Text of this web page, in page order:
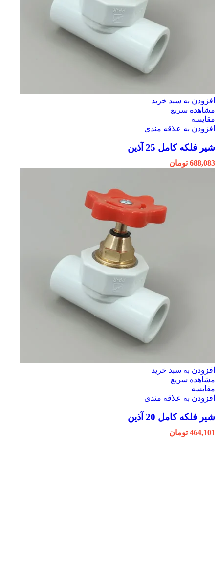
افزودن به سبد خرید
مشاهده سریع
مقایسه
افزودن به علاقه مندی
شیر فلکه کامل 25 آذین
688,083 تومان
افزودن به سبد خرید
مشاهده سریع
مقایسه
افزودن به علاقه مندی
شیر فلکه کامل 20 آذین
464,101 تومان